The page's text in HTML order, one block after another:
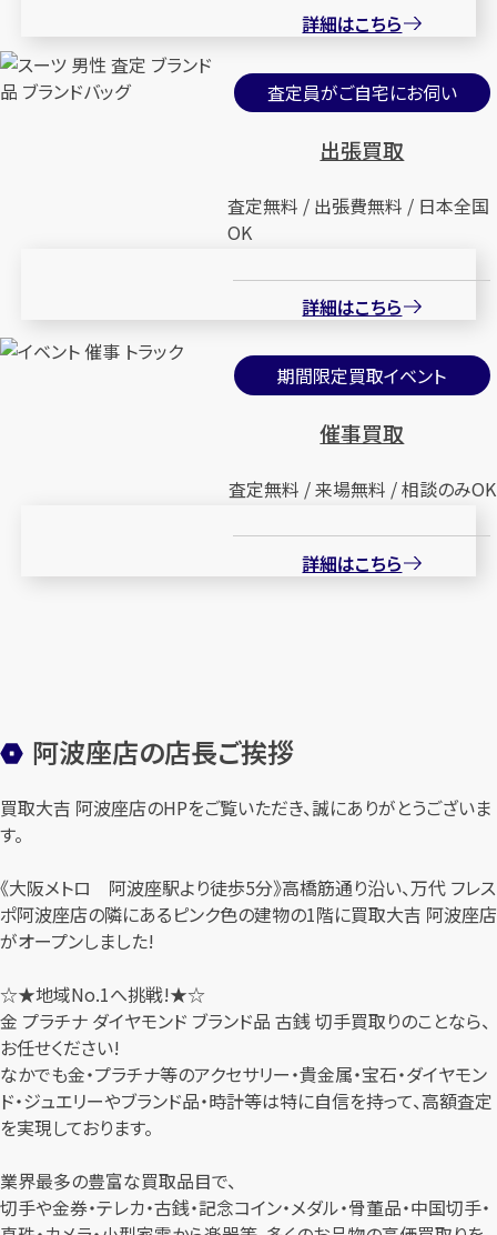
詳細はこちら
査定員がご自宅にお伺い
出張買取
査定無料 / 出張費無料 / 日本全国
OK
詳細はこちら
期間限定買取イベント
催事買取
査定無料 / 来場無料 / 相談のみOK
詳細はこちら
阿波座店の店長ご挨拶
買取大吉 阿波座店のHPをご覧いただき、誠にありがとうございま
す。
《大阪メトロ 阿波座駅より徒歩5分》高橋筋通り沿い、万代 フレス
ポ阿波座店の隣にあるピンク色の建物の1階に買取大吉 阿波座店
がオープンしました!
☆★地域No.1へ挑戦!★☆
金 プラチナ ダイヤモンド ブランド品 古銭 切手買取りのことなら、
お任せください!
なかでも金・プラチナ等のアクセサリー・貴金属・宝石・ダイヤモン
ド・ジュエリーやブランド品・時計等は特に自信を持って、高額査定
を実現しております。
業界最多の豊富な買取品目で、
切手や金券・テレカ・古銭・記念コイン・メダル・骨董品・中国切手・